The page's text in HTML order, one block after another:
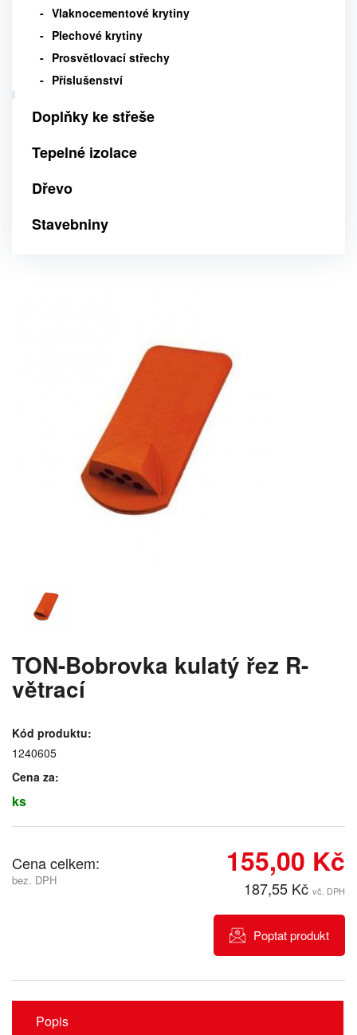
Vlaknocementové krytiny
Plechové krytiny
Prosvětlovací střechy
Příslušenství
Doplňky ke střeše
Tepelné izolace
Dřevo
Stavebniny
TON-Bobrovka kulatý řez R-
větrací
Kód produktu:
1240605
Cena za:
ks
Cena celkem:
bez. DPH
155,00 Kč
187,55 Kč vč. DPH
Poptat produkt
Popis